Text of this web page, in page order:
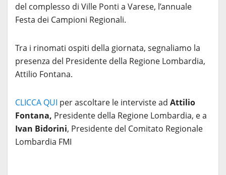
del complesso di Ville Ponti a Varese, l’annuale
Festa dei Campioni Regionali.
Tra i rinomati ospiti della giornata, segnaliamo la
presenza del Presidente della Regione Lombardia,
Attilio Fontana.
CLICCA QUI per ascoltare le interviste ad Attilio
Fontana, Presidente della Regione Lombardia, e a
Ivan Bidorini, Presidente del Comitato Regionale
Lombardia FMI